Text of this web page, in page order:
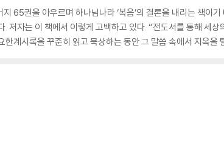
65권을 아우르며 하나님나라 ‘복음’의 결론을 내리는 책이
. 저자는 이 책에서 이렇게 고백하고 있다. “전도서를 통해 세
한계시록을 꾸준히 읽고 묵상하는 동안 그 말씀 속에서 지옥을